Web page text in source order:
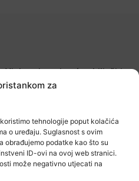
za
tehnologije poput kolačića
o uređaju. Suglasnost s ovim
obrađujemo podatke kao što su
ID-ovi na ovoj web stranici.
može negativno utjecati na
Vinkovci u rujnu će obilježiti
djelovanja
započinje još jedna